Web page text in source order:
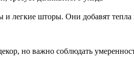
и легкие шторы. Они добавят
но важно соблюдать